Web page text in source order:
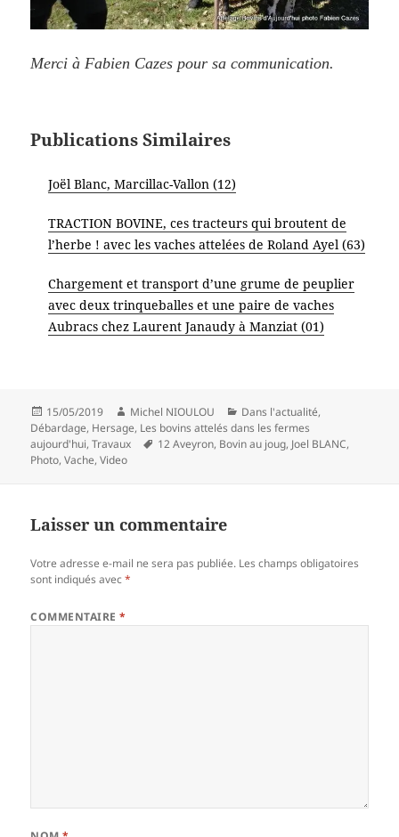
Merci à Fabien Cazes pour sa communication.
Publications Similaires
Joël Blanc, Marcillac-Vallon (12)
TRACTION BOVINE, ces tracteurs qui broutent de
l’herbe ! avec les vaches attelées de Roland Ayel (63)
Chargement et transport d’une grume de peuplier
avec deux trinqueballes et une paire de vaches
Aubracs chez Laurent Janaudy à Manziat (01)
Publié
le
15/05/2019 Auteur
Michel NIOULOU Catégories
Dans l'actualité,
Débardage, Hersage, Les bovins attelés dans les fermes
aujourd'hui,Travaux
Mots-
12 Aveyron, Bovin au joug, Joel BLANC,
Photo,Vache,Video
Laisser un commentaire
Votre adresse e-mail ne sera pas publiée. Les champs obligatoires
sont indiqués avec*
COMMENTAIRE*